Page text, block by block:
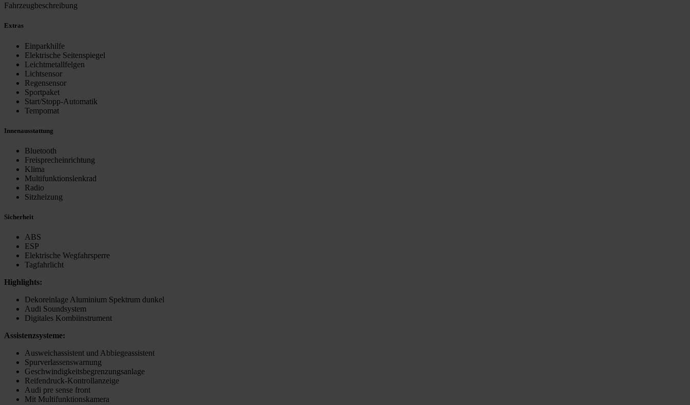
Fahrzeugbeschreibung
Extras
Einparkhilfe
Elektrische Seitenspiegel
Leichtmetallfelgen
Lichtsensor
Regensensor
Sportpaket
Start/Stopp-Automatik
Tempomat
Innenausstattung
Bluetooth
Freisprecheinrichtung
Klima
Multifunktionslenkrad
Radio
Sitzheizung
Sicherheit
ABS
ESP
Elektrische Wegfahrsperre
Tagfahrlicht
Highlights:
Dekoreinlage Aluminium Spektrum dunkel
Audi Soundsystem
Digitales Kombiinstrument
Assistenzsysteme:
Ausweichassistent und Abbiegeassistent
Spurverlassenswarnung
Geschwindigkeitsbegrenzungsanlage
Reifendruck-Kontrollanzeige
Audi pre sense front
Mit Multifunktionskamera